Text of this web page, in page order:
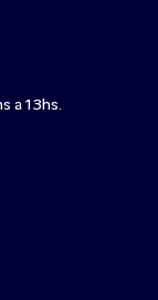
a 13hs.